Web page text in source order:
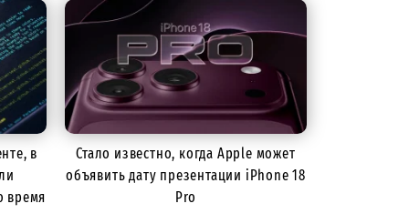
в
время
Стало известно, когда Apple может
объявить дату презентации iPhone 18
Pro